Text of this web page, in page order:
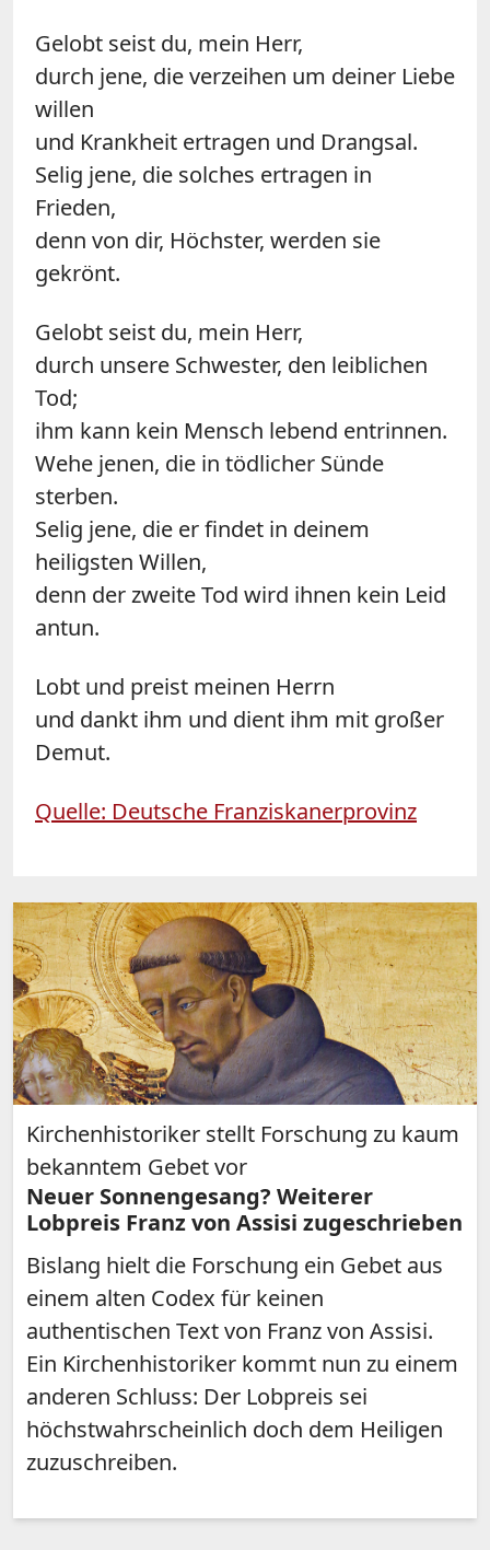
Gelobt seist du, mein Herr,
durch jene, die verzeihen um deiner Liebe
willen
und Krankheit ertragen und Drangsal.
Selig jene, die solches ertragen in
Frieden,
denn von dir, Höchster, werden sie
gekrönt.
Gelobt seist du, mein Herr,
durch unsere Schwester, den leiblichen
Tod;
ihm kann kein Mensch lebend entrinnen.
Wehe jenen, die in tödlicher Sünde
sterben.
Selig jene, die er findet in deinem
heiligsten Willen,
denn der zweite Tod wird ihnen kein Leid
antun.
Lobt und preist meinen Herrn
und dankt ihm und dient ihm mit großer
Demut.
Quelle: Deutsche Franziskanerprovinz
Kirchenhistoriker stellt Forschung zu kaum
bekanntem Gebet vor
Neuer Sonnengesang? Weiterer
Lobpreis Franz von Assisi zugeschrieben
Bislang hielt die Forschung ein Gebet aus
einem alten Codex für keinen
authentischen Text von Franz von Assisi.
Ein Kirchenhistoriker kommt nun zu einem
anderen Schluss: Der Lobpreis sei
höchstwahrscheinlich doch dem Heiligen
zuzuschreiben.